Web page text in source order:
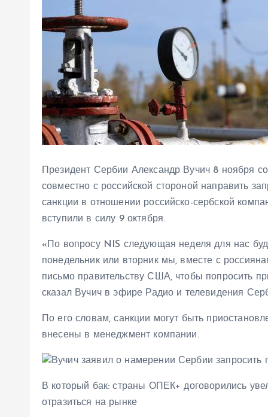
Президент Сербии Александр Вучич 8 ноября
совместно с российской стороной направить
санкции в отношении российско-сербской
вступили в силу 9 октября.
«По вопросу NIS следующая неделя для нас
понедельник или вторник мы, вместе с
письмо правительству США, чтобы попросить
сказал Вучич в эфире Радио и телевидения
По его словам, санкции могут быть
внесены в менеджмент компании.
В который бак: страны ОПЕК+ договорились
отразиться на рынке